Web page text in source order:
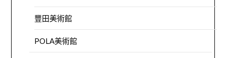
豐田美術館
POLA美術館